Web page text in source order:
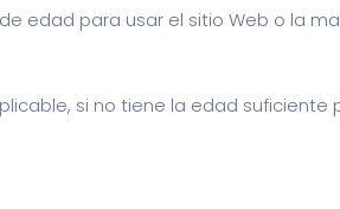
edad para usar el sitio Web o la
si no tiene la edad